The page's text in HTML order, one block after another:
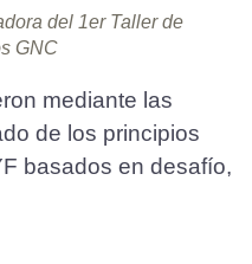
del 1er Taller de
GNC
mediante las
de los principios
basados en desafío,